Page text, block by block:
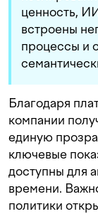
ценность,
встроены
процессы и
Благодаря
компании
единую
ключевые
доступны для
времени.
политики